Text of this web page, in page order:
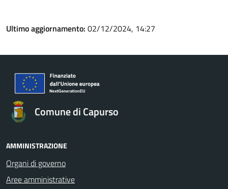
Ultimo aggiornamento: 02/12/2024, 14:27
Comune di Capurso
AMMINISTRAZIONE
Organi di governo
Aree amministrative